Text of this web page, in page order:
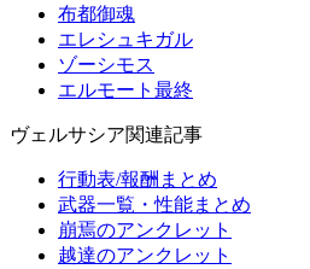
布都御魂
エレシュキガル
ゾーシモス
エルモート最終
ヴェルサシア関連記事
行動表/報酬まとめ
武器一覧・性能まとめ
崩焉のアンクレット
越達のアンクレット